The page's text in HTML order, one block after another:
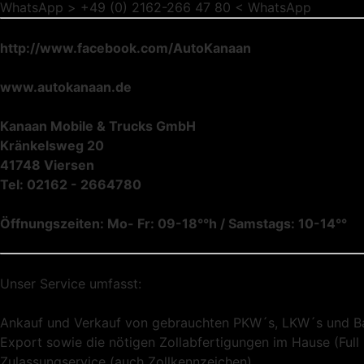
WhatsApp > +49 (0) 2162-266 47 80 < WhatsApp
http://www.facebook.com/AutoKanaan
www.autokanaan.de
Kanaan Mobile & Trucks GmbH
Kränkelsweg 20
41748 Viersen
Tel: 02162 - 2664780
Öffnungszeiten: Mo- Fr: 09-18°°h / Samstags: 10-14°°
Unser Service umfasst:
Ankauf und Verkauf von gebrauchten PKW´s, LKW´s und
Export sowie die nötigen Zollabfertigungen im Hause (Full